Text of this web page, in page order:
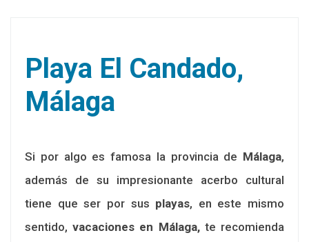
Playa El Candado,
Málaga
Si por algo es famosa la provincia de Málaga,
además de su impresionante acerbo cultural
tiene que ser por sus playas, en este mismo
sentido,vacaciones en Málaga, te recomienda